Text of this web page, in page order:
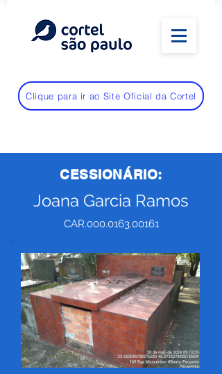
Clique para ir ao Site Oficial da Cortel
CESSIONÁRIO:
Joana Garcia Ramos
CAR.000.0163.00161